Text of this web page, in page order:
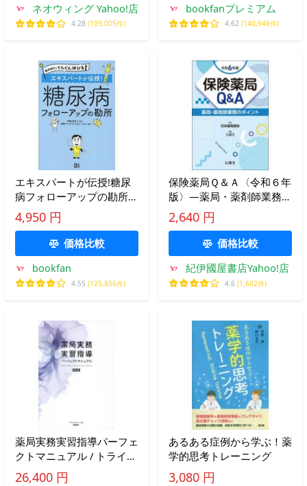
ネオウィング Yahoo!店
4.28 (109,005件)
bookfanプレミアム
4.62 (140,946件)
エキスパートが伝授!糖尿
病フォローアップの勘所/
阿部真也/・監修日経ドラ
ッグインフォメーション
4,950 円
価格比較
bookfan
4.55 (125,856件)
保険薬局Ｑ＆Ａ〈令和６年
版〉―薬局・薬剤師業務の
ポイント
2,640 円
価格比較
紀伊國屋書店Yahoo!店
4.6 (1,602件)
薬局実務実習指導パーフェ
クトマニュアル / トライア
ドジャパン
26,400 円
あるある症例から学ぶ！薬
学的思考トレーニング
3,080 円